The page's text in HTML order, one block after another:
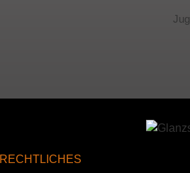
RECHTLICHES